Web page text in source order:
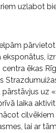
uzlabot
ēkas
uz
laika
cilvēkiem
lai ar